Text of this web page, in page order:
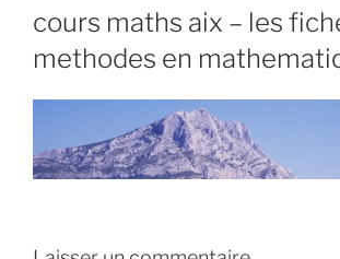
cours maths aix – les
methodes en